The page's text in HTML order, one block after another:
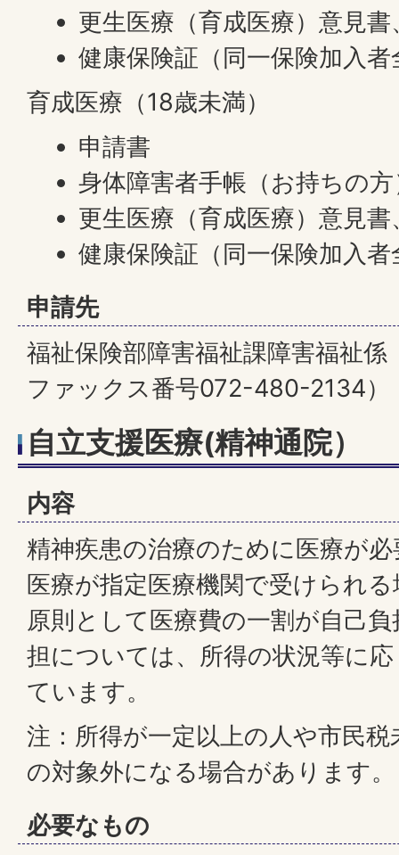
更生医療（育成医療）意見
健康保険証（同一保険加入者
育成医療（18歳未満）
申請書
身体障害者手帳（お持ちの
更生医療（育成医療）意見
健康保険証（同一保険加入者
申請先
福祉保険部障害福祉課障害福祉
ファックス番号072-480-2134）
自立支援医療(精神通院）
内容
精神疾患の治療のために医療が
医療が指定医療機関で受けられ
原則として医療費の一割が自己
担については、所得の状況等に
ています。
注：所得が一定以上の人や市民
の対象外になる場合があります。
必要なもの